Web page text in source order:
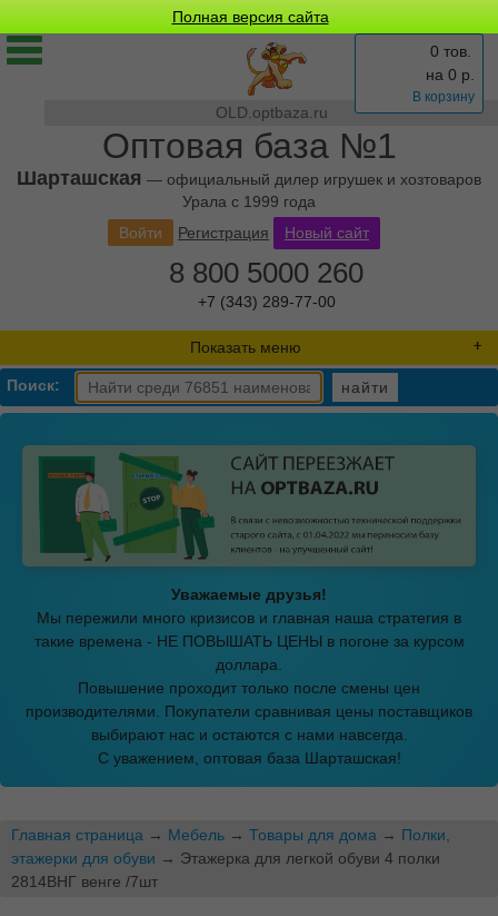
Полная версия сайта
OLD.optbaza.ru
Оптовая база №1
Шарташская — официальный дилер игрушек и хозтоваров
Урала с 1999 года
0 тов.
на 0 р.
В корзину
Войти Регистрация Новый сайт
8 800 5000 260
+7 (343) 289-77-00
Показать меню
Поиск: найти
Уважаемые друзья!
Мы пережили много кризисов и главная наша стратегия в
такие времена - НЕ ПОВЫШАТЬ ЦЕНЫ в погоне за курсом
доллара.
Повышение проходит только после смены цен
производителями. Покупатели сравнивая цены поставщиков
выбирают нас и остаются с нами навсегда.
С уважением, оптовая база Шарташская!
Главная страница → Мебель → Товары для дома → Полки,
этажерки для обуви → Этажерка для легкой обуви 4 полки
2814ВНГ венге /7шт